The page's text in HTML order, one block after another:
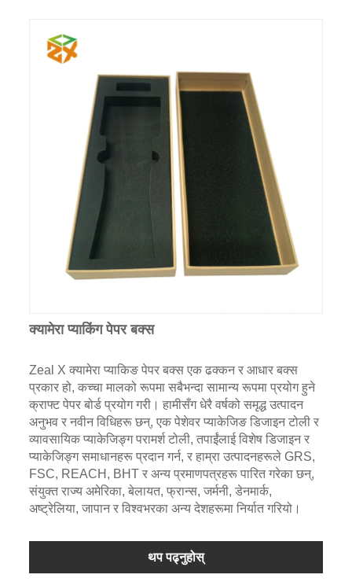
क्यामेरा प्याकिंग पेपर बक्स
Zeal X क्यामेरा प्याकिङ पेपर बक्स एक ढक्कन र आधार बक्स
प्रकार हो, कच्चा मालको रूपमा सबैभन्दा सामान्य रूपमा प्रयोग हुने
क्राफ्ट पेपर बोर्ड प्रयोग गरी। हामीसँग धेरै वर्षको समृद्ध उत्पादन
अनुभव र नवीन विधिहरू छन्, एक पेशेवर प्याकेजिङ डिजाइन टोली र
व्यावसायिक प्याकेजिङ्ग परामर्श टोली, तपाईंलाई विशेष डिजाइन र
प्याकेजिङ्ग समाधानहरू प्रदान गर्न, र हाम्रा उत्पादनहरूले GRS,
FSC, REACH, BHT र अन्य प्रमाणपत्रहरू पारित गरेका छन्,
संयुक्त राज्य अमेरिका, बेलायत, फ्रान्स, जर्मनी, डेनमार्क,
अष्ट्रेलिया, जापान र विश्वभरका अन्य देशहरूमा निर्यात गरियो।
थप पढ्नुहोस्